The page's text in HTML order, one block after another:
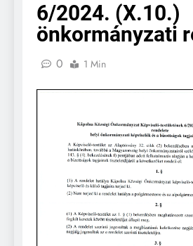
6/2024. (X.10.)
önkormányzati
0 1 Min